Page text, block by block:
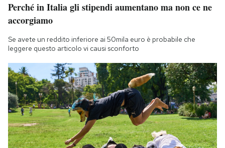
Perché in Italia gli stipendi aumentano ma non ce ne
accorgiamo
Se avete un reddito inferiore ai 50mila euro è probabile che
leggere questo articolo vi causi sconforto